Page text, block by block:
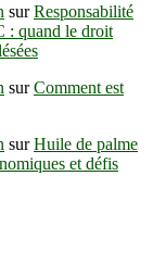
surResponsabilité
: quand le droit
surComment est
surHuile de palme
et défis